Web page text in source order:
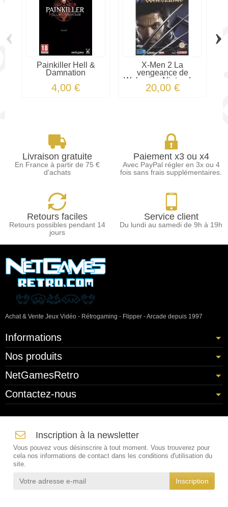
Painkiller Hell &
Damnation
4,00 €
X-Men 2 La
vengeance de
Wolverine Nintendo...
20,00 €
‹ ›
Livraison gratuite
En France à partir de 75 €
d'achats
Paiement x3 ou x4
Avec PayPal régler en 3x ou 4
fois sans frais supplémentaires.
Retours faciles
Retours possibles pendant 14
jours
Service client
Du lundi au samedi de 9h à 19h
Achat & Vente Jeux Vidéo - Rétrogaming - Flipper - Arcade depuis 1997
Informations
Nos produits
NetGamesRetro
Contactez-nous
Inscription à la newsletter
Vous pouvez vous désinscrire à tout moment. Vous trouverez pour
cela nos informations de contact dans les conditions d'utilisation du
site.